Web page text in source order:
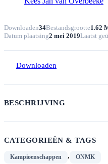
Downloaden34Bestandsgrootte1.62
Datum plaatsing2 mei 2019Laatst
Downloaden
BESCHRIJVING
CATEGORIEËN & TAGS
Kampioenschappen , ONMK